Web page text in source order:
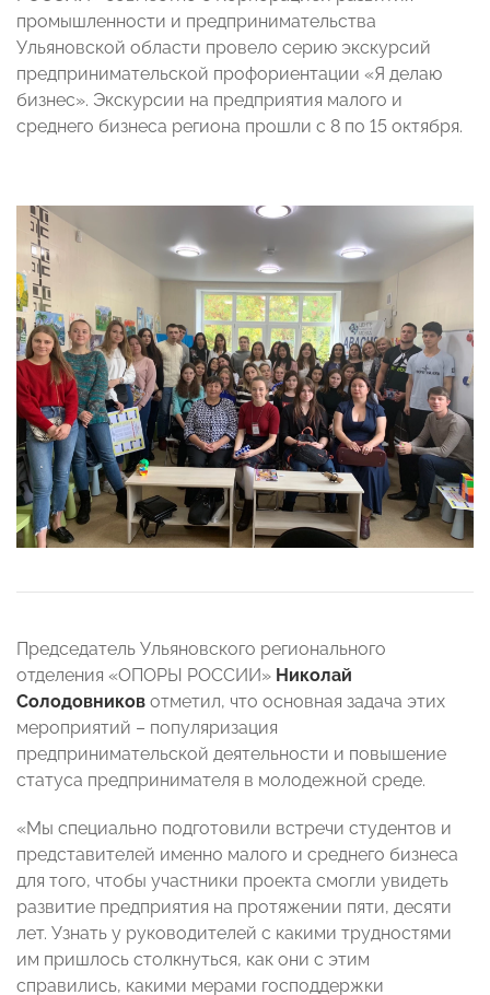
промышленности и предпринимательства
Ульяновской области провело серию экскурсий
предпринимательской профориентации «Я делаю
бизнес». Экскурсии на предприятия малого и
среднего бизнеса региона прошли с 8 по 15 октября.
Председатель Ульяновского регионального
отделения «ОПОРЫ РОССИИ» Николай
Солодовников отметил, что основная задача этих
мероприятий – популяризация
предпринимательской деятельности и повышение
статуса предпринимателя в молодежной среде.
«Мы специально подготовили встречи студентов и
представителей именно малого и среднего бизнеса
для того, чтобы участники проекта смогли увидеть
развитие предприятия на протяжении пяти, десяти
лет. Узнать у руководителей с какими трудностями
им пришлось столкнуться, как они с этим
справились, какими мерами господдержки